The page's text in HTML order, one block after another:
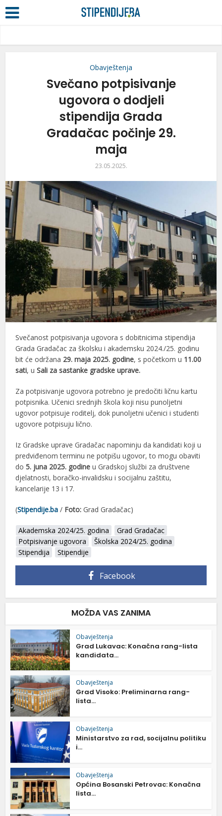
Obavještenja
Svečano potpisivanje
ugovora o dodjeli
stipendija Grada
Gradačac počinje 29.
maja
23.05.2025.
Svečanost potpisivanja ugovora s dobitnicima stipendija
Grada Gradačac za školsku i akademsku 2024./25. godinu
bit će održana 29. maja 2025. godine, s početkom u 11.00
sati, uSali za sastanke gradske uprave.
Za potpisivanje ugovora potrebno je predočiti ličnu kartu
potpisnika. Učenici srednjih škola koji nisu punoljetni
ugovor potpisuje roditelj, dok punoljetni učenici i studenti
ugovore potpisuju lično.
Iz Gradske uprave Gradačac napominju da kandidati koji u
predviđenom terminu ne potpišu ugovor, to mogu obaviti
do5. juna 2025. godine u Gradskoj službi za društvene
djelatnosti, boračko-invalidsku i socijalnu zaštitu,
kancelarije 13 i 17.
(Stipendije.ba / Foto: Grad Gradačac)
Akademska 2024/25. godina
Grad Gradačac
Potpisivanje ugovora
Školska 2024/25. godina
Stipendija
Stipendije
Facebook
MOŽDA VAS ZANIMA
Obavještenja
Grad Lukavac: Konačna rang-lista
kandidata...
Obavještenja
Grad Visoko: Preliminarna rang-
lista...
Obavještenja
Ministarstvo za rad, socijalnu politiku
i...
Obavještenja
Općina Bosanski Petrovac: Konačna
lista...